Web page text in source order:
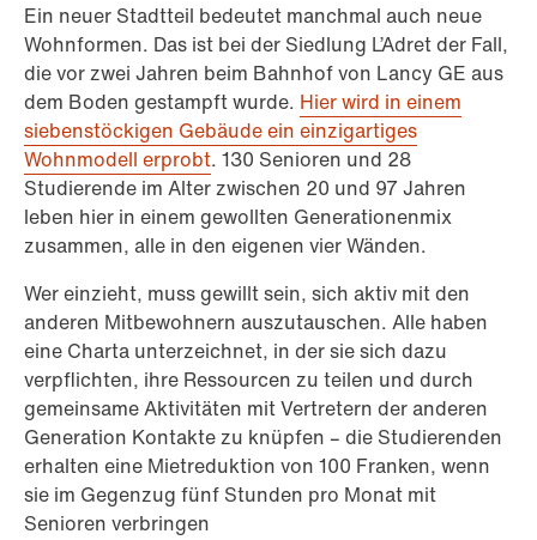
Ein neuer Stadtteil bedeutet manchmal auch neue
Wohnformen. Das ist bei der Siedlung L’Adret der Fall,
die vor zwei Jahren beim Bahnhof von Lancy GE aus
dem Boden gestampft wurde. Hier wird in einem
siebenstöckigen Gebäude ein einzigartiges
Wohnmodell erprobt. 130 Senioren und 28
Studierende im Alter zwischen 20 und 97 Jahren
leben hier in einem gewollten Generationenmix
zusammen, alle in den eigenen vier Wänden.
Wer einzieht, muss gewillt sein, sich aktiv mit den
anderen Mitbewohnern auszutauschen. Alle haben
eine Charta unterzeichnet, in der sie sich dazu
verpflichten, ihre Ressourcen zu teilen und durch
gemeinsame Aktivitäten mit Vertretern der anderen
Generation Kontakte zu knüpfen – die Studierenden
erhalten eine Mietreduktion von 100 Franken, wenn
sie im Gegenzug fünf Stunden pro Monat mit
Senioren verbringen